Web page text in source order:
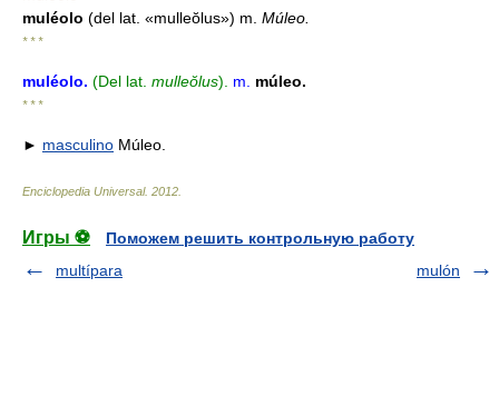
muléolo (del lat. «mulleŏlus») m. Múleo.
* * *
muléolo. (Del lat. mulleŏlus). m. múleo.
* * *
► masculino Múleo.
Enciclopedia Universal. 2012
Игры ⚽
Поможем решить контрольную работу
multípara
mulón